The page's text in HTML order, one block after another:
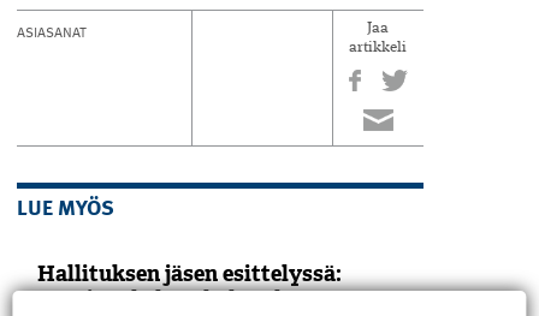
ASIASANAT
Jaa
artikkeli
LUE MYÖS
Hallituksen jäsen esittelyssä:
Antti Mäkelä uskaltaa kysyä